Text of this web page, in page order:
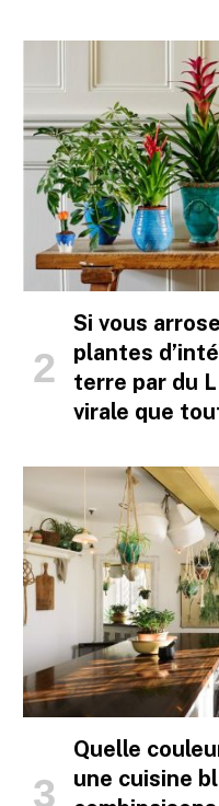
Si vous
plantes
terre par du
virale que
Quelle
une cuisine